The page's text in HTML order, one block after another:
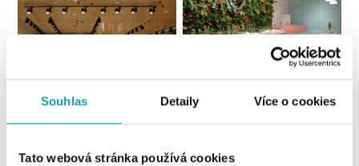
Souhlas Detaily Více o cookies
Tato webová stránka používá cookies